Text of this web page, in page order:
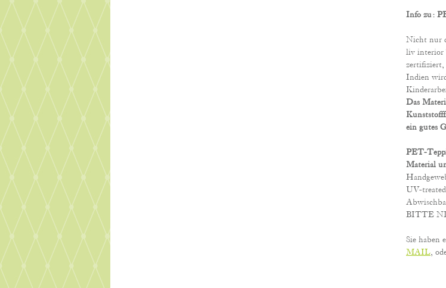
Info zu:
Nicht nur
liv interior
zertifiziert,
Indien
Das
ein gutes
PET-
Material
UV-
BITTE
Sie haben
MAIL,